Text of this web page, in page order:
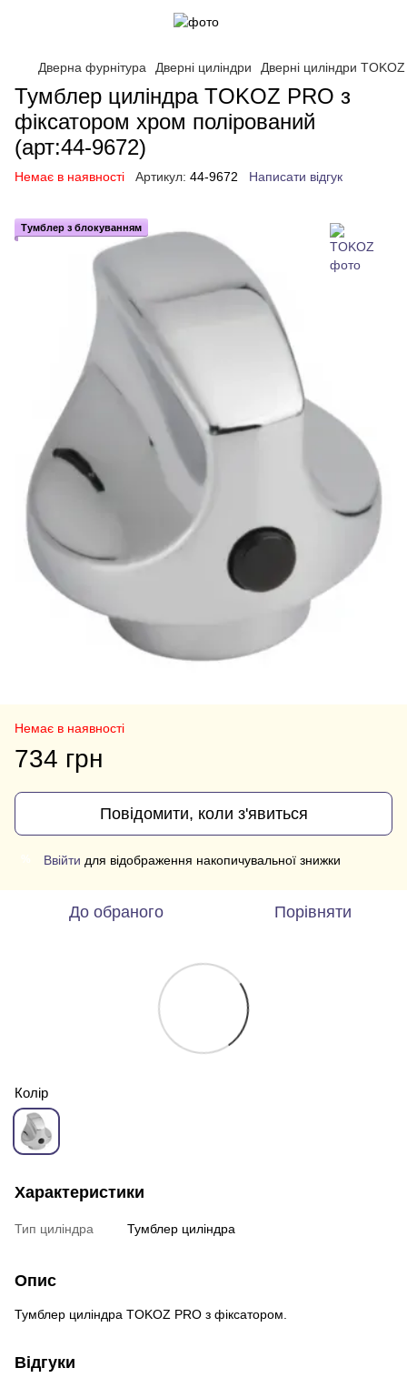
Дверна фурнітура Дверні циліндри Дверні циліндри TOKOZ
Тумблер циліндра TOKOZ PRO з
фіксатором хром полірований
(арт:44-9672)
Немає в наявності Артикул: 44-9672 Написати відгук
Тумблер з блокуванням
Немає в наявності
734 грн
Повідомити, коли з'явиться
Ввійти для відображення накопичувальної знижки
До обраного Порівняти
Колір
Характеристики
Тип циліндра Тумблер циліндра
Опис
Тумблер циліндра TOKOZ PRO з фіксатором.
Відгуки